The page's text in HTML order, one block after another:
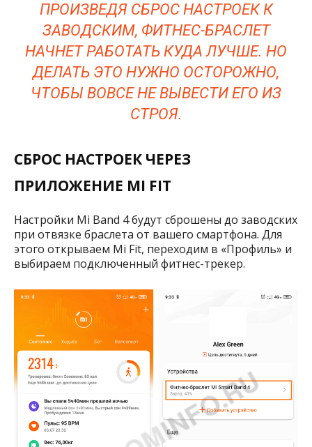
ПРОИЗВЕДЯ СБРОС НАСТРОЕК К
ЗАВОДСКИМ, ФИТНЕС-БРАСЛЕТ
НАЧНЕТ РАБОТАТЬ КУДА ЛУЧШЕ. НО
ДЕЛАТЬ ЭТО НУЖНО ОСТОРОЖНО,
ЧТОБЫ ВОВСЕ НЕ ВЫВЕСТИ ЕГО ИЗ
СТРОЯ.
СБРОС НАСТРОЕК ЧЕРЕЗ
ПРИЛОЖЕНИЕ MI FIT
Настройки Mi Band 4 будут сброшены до заводских
при отвязке браслета от вашего смартфона. Для
этого открываем Mi Fit, переходим в «Профиль» и
выбираем подключенный фитнес-трекер.